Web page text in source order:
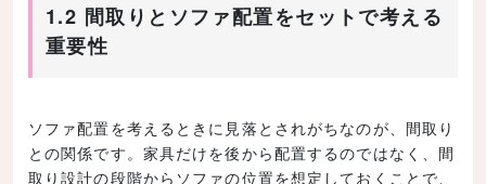
1.2 間取りとソファ配置をセットで考える
重要性
ソファ配置を考えるときに見落とされがちなのが、間取り
との関係です。家具だけを後から配置するのではなく、間
取り設計の段階からソファの位置を想定しておくことで、